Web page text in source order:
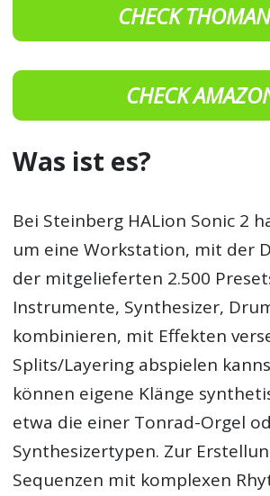
CHECK
CHECK
Was ist es?
Bei Steinberg HALion Sonic 2
um eine Workstation, mit der
der mitgelieferten 2.500
Instrumente, Synthesizer,
kombinieren, mit Effekten
Splits/Layering abspielen
können eigene Klänge
etwa die einer Tonrad-Orgel
Synthesizertypen. Zur
Sequenzen mit komplexen